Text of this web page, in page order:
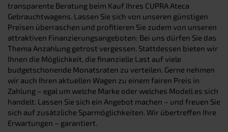
transparente Beratung beim Kauf Ihres CUPRA Ateca
Gebrauchtwagens. Lassen Sie sich von unseren günstigen
Preisen überraschen und profitieren Sie zudem von unseren
attraktiven Finanzierungsangeboten: Bei uns dürfen Sie das
Thema Anzahlung getrost vergessen. Stattdessen bieten wir
Ihnen die Möglichkeit, die finanzielle Last auf viele
budgetschonende Monatsraten zu verteilen. Gerne nehmen
wir auch Ihren aktuellen Wagen zu einem fairen Preis in
Zahlung – egal um welche Marke oder welches Modell es sich
handelt. Lassen Sie sich ein Angebot machen – und freuen Sie
sich auf zusätzliche Sparmöglichkeiten. Wir übertreffen Ihre
Erwartungen – garantiert.